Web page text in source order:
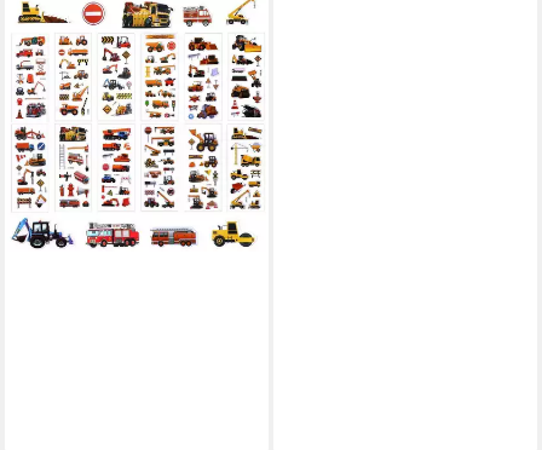
LUXUSKOLLEKTION
Aufkleber 3D Aufkleber 12er
Set für Kinder Bagger Traktor
Fahrzeuge
28,95 €
lieferbar - in 6-7 Werktagen bei dir